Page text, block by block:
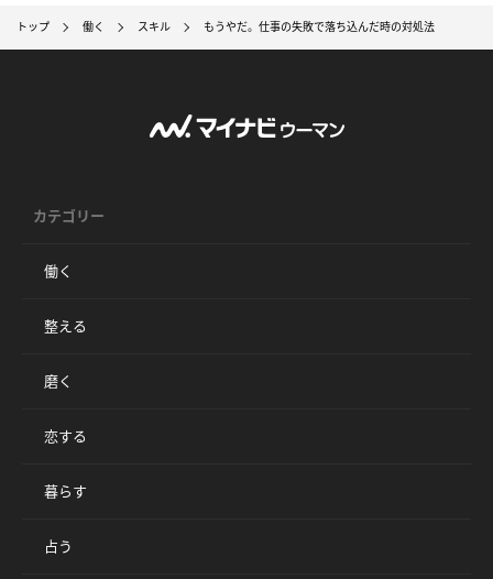
トップ 働く スキル もうやだ。仕事の失敗で落ち込んだ時の対処法
カテゴリー
働く
整える
磨く
恋する
暮らす
占う